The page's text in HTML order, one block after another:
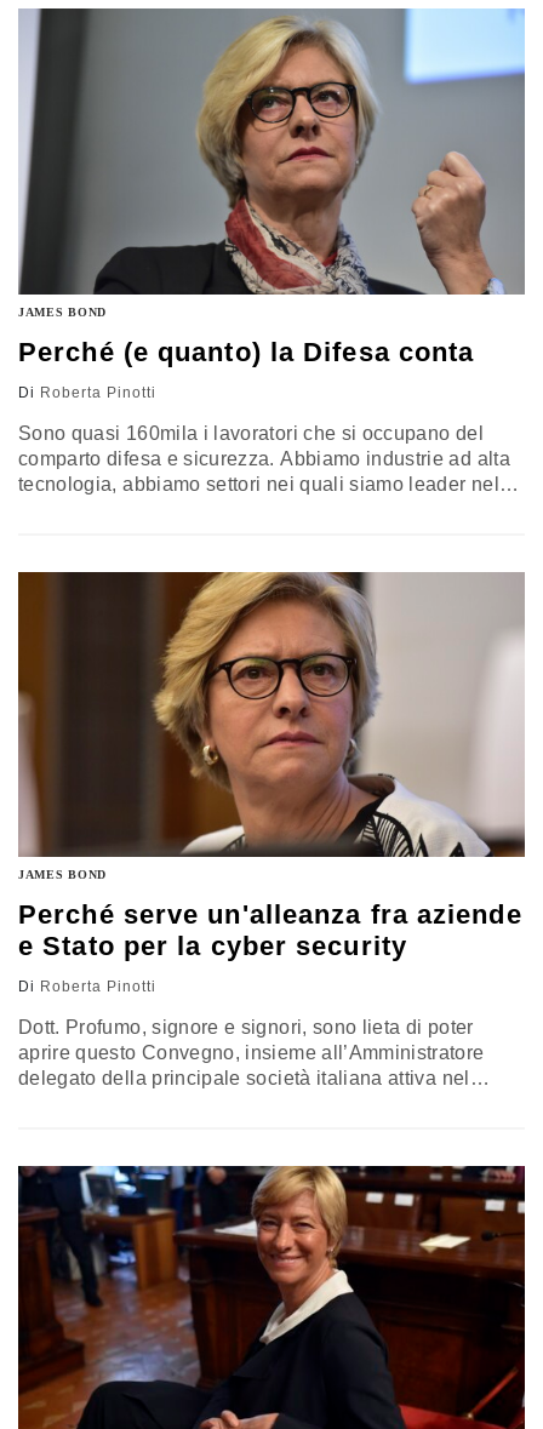
emergenze, insieme ad altre, possono ripresentarsi
molto più frequentemente che nel passato.
L’interdipendenza economica, industriale, commerciale
e delle…
JAMES BOND
Perché (e quanto) la Difesa conta
Di Roberta Pinotti
Sono quasi 160mila i lavoratori che si occupano del
comparto difesa e sicurezza. Abbiamo industrie ad alta
tecnologia, abbiamo settori nei quali siamo leader nel
più questa ricerca e questa innovazione non sono
JAMES BOND
Perché serve un'alleanza fra aziende
e Stato per la cyber security
Di Roberta Pinotti
Dott. Profumo, signore e signori, sono lieta di poter
aprire questo Convegno, insieme all’Amministratore
delegato della principale società italiana attiva nel
nomi e società prestigiose, impegnate nel campo della
sicurezza cibernetica. Non credo che sia
semplicemente…